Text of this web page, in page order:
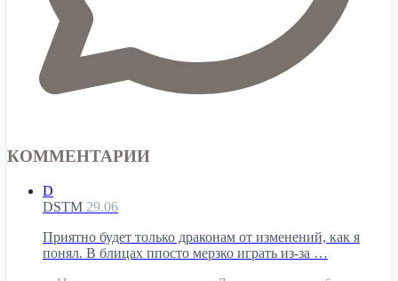
КОММЕНТАРИИ
D
DSTM 29.06
Приятно будет только драконам от изменений, как я
понял. В блицах ппосто мерзко играть из-за …